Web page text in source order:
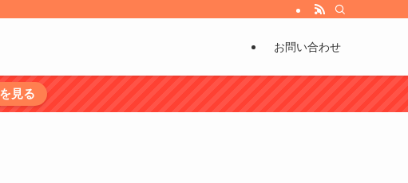
調べ選び方などもお伝えしています。
お問い合わせ
見る